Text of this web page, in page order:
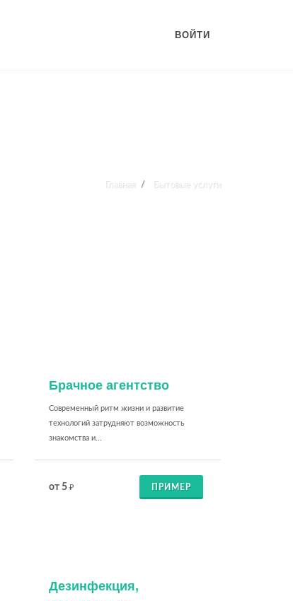
ВОЙТИ
Главная Бытовые услуги
Брачное агентство
Современный ритм жизни и развитие
технологий затрудняют возможность
знакомства и...
от 5₽ ПРИМЕР
Дeзинфекция,